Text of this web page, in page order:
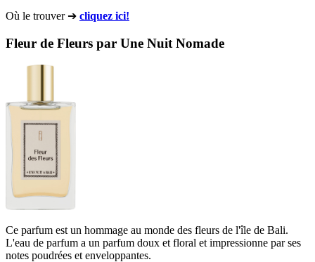
Où le trouver ➔ cliquez ici!
Fleur de Fleurs par Une Nuit Nomade
Ce parfum est un hommage au monde des fleurs de l'île de Bali.
L'eau de parfum a un parfum doux et floral et impressionne par ses
notes poudrées et enveloppantes.